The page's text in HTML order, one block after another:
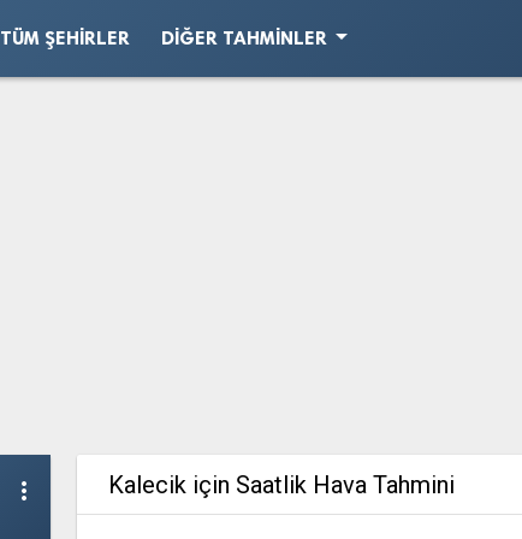
TÜM ŞEHIRLER DIĞER TAHMINLERarrow_drop_down
more_vert Kalecik için Saatlik Hava Tahmini